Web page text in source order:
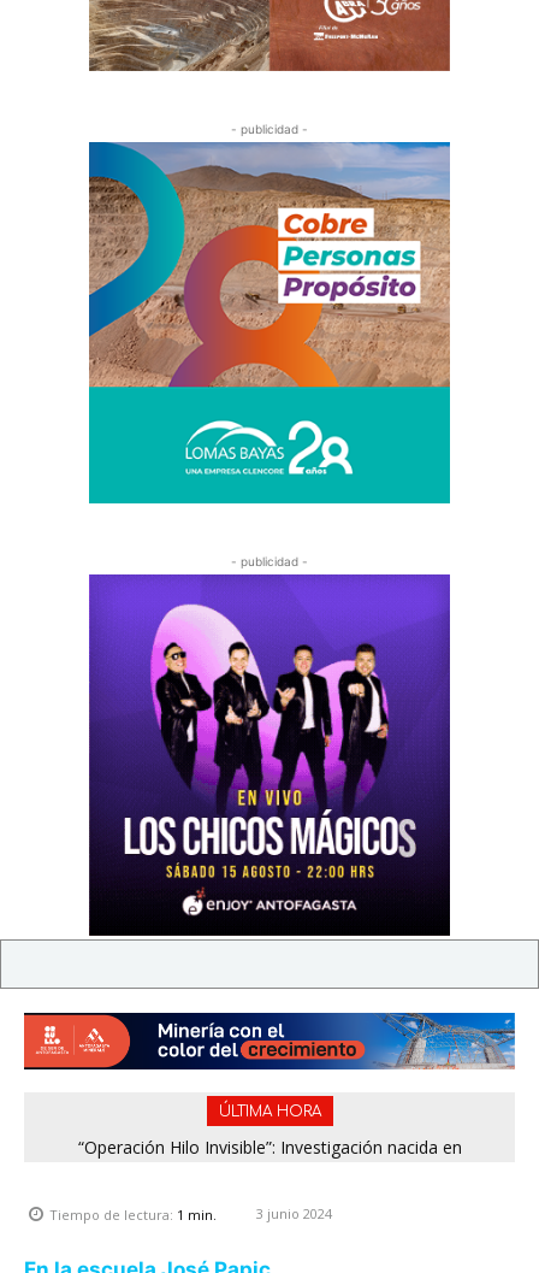
- publicidad -
- publicidad -